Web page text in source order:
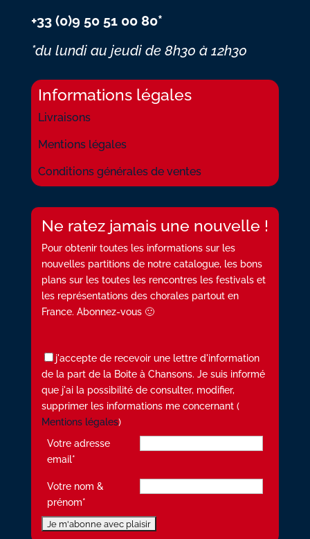
+33 (0)9 50 51 00 80*
*du lundi au jeudi de 8h30 à 12h30
Informations légales
Livraisons
Mentions légales
Conditions générales de ventes
Ne ratez jamais une nouvelle !
Pour obtenir toutes les informations sur les
nouvelles partitions de notre catalogue, les bons
plans sur les toutes les rencontres les festivals et
les représentations des chorales partout en
France. Abonnez-vous 🙂
j'accepte de recevoir une lettre d'information
de la part de la Boite à Chansons. Je suis informé
que j'ai la possibilité de consulter, modifier,
supprimer les informations me concernant (
Mentions légales)
Votre adresse
email*
Votre nom &
prénom*